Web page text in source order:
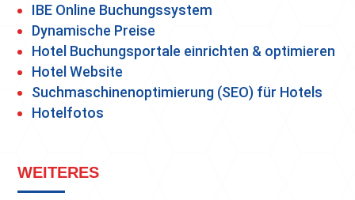
IBE Online Buchungssystem
Dynamische Preise
Hotel Buchungsportale einrichten & optimieren
Hotel Website
Suchmaschinenoptimierung (SEO) für Hotels
Hotelfotos
WEITERES